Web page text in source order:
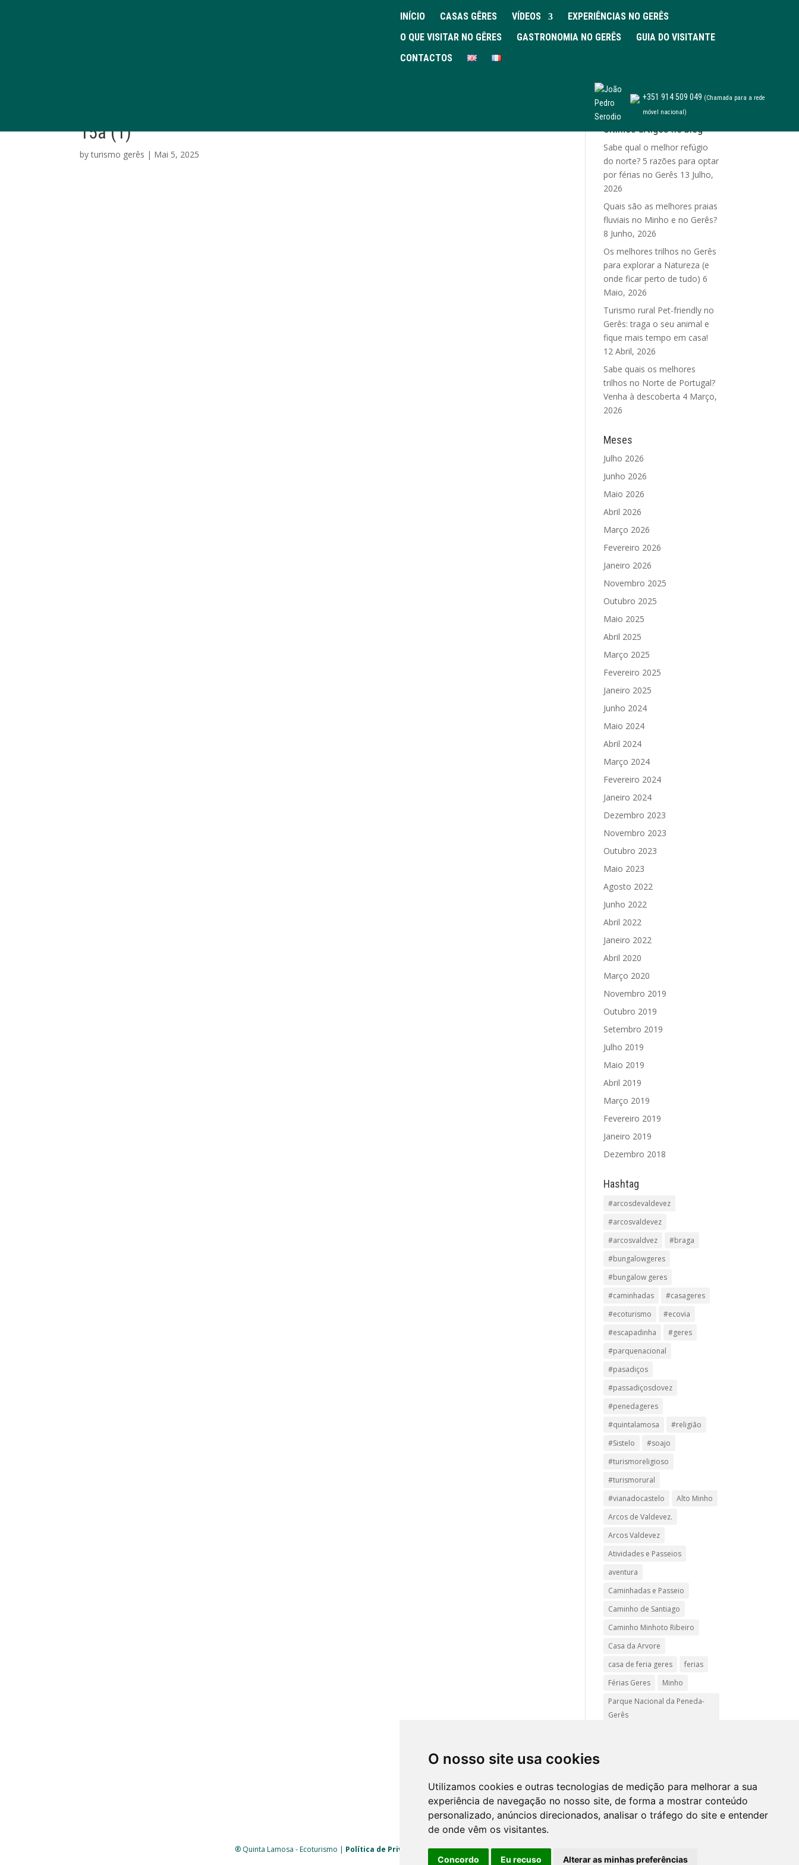
O nosso site usa cookies
Utilizamos cookies e outras tecnologias de medição para melhorar a sua
experiência de navegação no nosso site, de forma a mostrar conteúdo
personalizado, anúncios direcionados, analisar o tráfego do site e entender
de onde vêm os visitantes.
Concordo Eu recuso Alterar as minhas preferências
INÍCIO CASAS GÊRES VÍDEOS
EXPERIÊNCIAS NO GERÊS
O QUE VISITAR NO GÊRES
GASTRONOMIA NO GERÊS
GUIA DO VISITANTE
CONTACTOS
+351 914 509 049 (Chamada para a rede
móvel nacional)
15a (1)
byturismo gerês | Mai 5, 2025
Últimos artigos no blog
Sabe qual o melhor refúgio
do norte? 5 razões para optar
por férias no Gerês 13 Julho,
2026
Quais são as melhores praias
fluviais no Minho e no Gerês?
8 Junho, 2026
Os melhores trilhos no Gerês
para explorar a Natureza (e
onde ficar perto de tudo) 6
Maio, 2026
Turismo rural Pet-friendly no
Gerês: traga o seu animal e
fique mais tempo em casa!
12 Abril, 2026
Sabe quais os melhores
trilhos no Norte de Portugal?
Venha à descoberta 4 Março,
2026
Meses
Julho 2026
Junho 2026
Maio 2026
Abril 2026
Março 2026
Fevereiro 2026
Janeiro 2026
Novembro 2025
Outubro 2025
Maio 2025
Abril 2025
Março 2025
Fevereiro 2025
Janeiro 2025
Junho 2024
Maio 2024
Abril 2024
Março 2024
Fevereiro 2024
Janeiro 2024
Dezembro 2023
Novembro 2023
Outubro 2023
Maio 2023
Agosto 2022
Junho 2022
Abril 2022
Janeiro 2022
Abril 2020
Março 2020
Novembro 2019
Outubro 2019
Setembro 2019
Julho 2019
Maio 2019
Abril 2019
Março 2019
Fevereiro 2019
Janeiro 2019
Dezembro 2018
Hashtag
#arcosdevaldevez
#arcosvaldevez
#arcosvaldvez
#braga
#bungalowgeres
#bungalow geres
#caminhadas
#casageres
#ecoturismo
#ecovia
#escapadinha
#geres
#parquenacional
#pasadiços
#passadiçosdovez
#penedageres
#quintalamosa
#religião
#Sistelo
#soajo
#turismoreligioso
#turismorural
#vianadocastelo
Alto Minho
Arcos de Valdevez.
Arcos Valdevez
Atividades e Passeios
aventura
Caminhadas e Passeio
Caminho de Santiago
Caminho Minhoto Ribeiro
Casa da Arvore
casa de feria geres
ferias
Férias Geres
Minho
Parque Nacional da Peneda-
Gerês
Turismo Rural Gerês
® Quinta Lamosa - Ecoturismo | Política de Privacidade|Livro de Reclamações| Mapasite